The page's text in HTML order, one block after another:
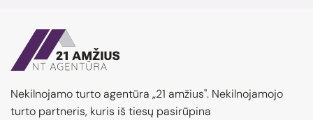
Nekilnojamo turto agentūra „21 amžius". Nekilnojamojo
turto partneris, kuris iš tiesų pasirūpina